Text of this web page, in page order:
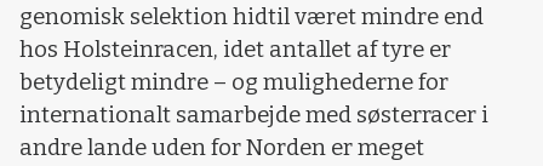
genomisk selektion hidtil været mindre end
hos Holsteinracen, idet antallet af tyre er
betydeligt mindre – og mulighederne for
internationalt samarbejde med søsterracer i
andre lande uden for Norden er meget